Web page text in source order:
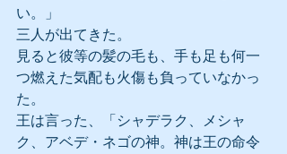
い。」
三人が出てきた。
見ると彼等の髪の毛も、手も足も何一
つ燃えた気配も火傷も負っていなかっ
た。
王は言った、「シャデラク、メシャ
ク、アベデ・ネゴの神。神は王の命令